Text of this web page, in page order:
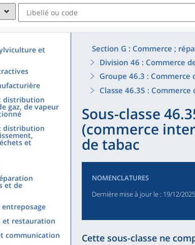
et
distribution
gaz, de vapeur
distribution
et
et de
et restauration
communication
Section G : Commerce ;
Division 46 : Commerce
Groupe 46.3 :
Classe 46.35 :
Sous-classe
(commerce
de tabac
NOMENCLATURES
Dernière mise à jour le : 19/12/2025
Cette sous-classe ne